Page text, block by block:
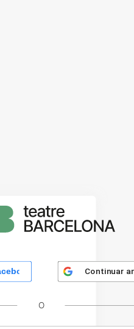
Continuar
O